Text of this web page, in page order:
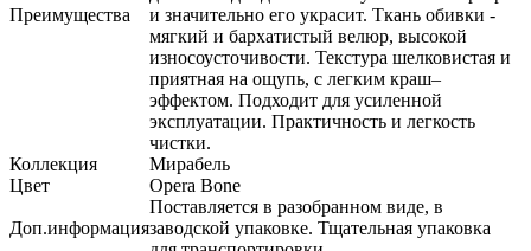
Преимущества
и значительно его украсит. Ткань обивки -
мягкий и бархатистый велюр, высокой
износоусточивости. Текстура шелковистая и
приятная на ощупь, с легким краш–
эффектом. Подходит для усиленной
эксплуатации. Практичность и легкость
чистки.
Коллекция
Мирабель
Цвет
Opera Bone
Доп.информация
Поставляется в разобранном виде, в
заводской упаковке. Тщательная упаковка